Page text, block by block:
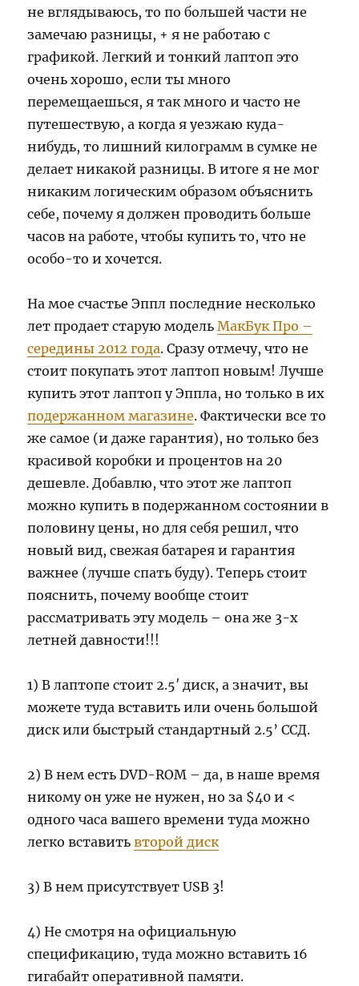
не вглядываюсь, то по большей части не
замечаю разницы, + я не работаю с
графикой. Легкий и тонкий лаптоп это
очень хорошо, если ты много
перемещаешься, я так много и часто не
путешествую, а когда я уезжаю куда-
нибудь, то лишний килограмм в сумке не
делает никакой разницы. В итоге я не мог
никаким логическим образом объяснить
себе, почему я должен проводить больше
часов на работе, чтобы купить то, что не
особо-то и хочется.
На мое счастье Эппл последние несколько
лет продает старую модельМакБук Про –
середины 2012 года. Сразу отмечу, что не
стоит покупать этот лаптоп новым! Лучше
купить этот лаптоп у Эппла, но только в их
подержанном магазине. Фактически все то
же самое (и даже гарантия), но только без
красивой коробки и процентов на 20
дешевле. Добавлю, что этот же лаптоп
можно купить в подержанном состоянии в
половину цены, но для себя решил, что
новый вид, свежая батарея и гарантия
важнее (лучше спать буду). Теперь стоит
пояснить, почему вообще стоит
рассматривать эту модель – она же 3-х
летней давности!!!
1) В лаптопе стоит 2.5′ диск, а значит, вы
можете туда вставить или очень большой
диск или быстрый стандартный 2.5’ ССД.
2) В нем есть DVD-ROM – да, в наше время
никому он уже не нужен, но за $40 и <
одного часа вашего времени туда можно
легко вставитьвторой диск
3) В нем присутствует USB 3!
4) Не смотря на официальную
спецификацию, туда можно вставить 16
гигабайт оперативной памяти.